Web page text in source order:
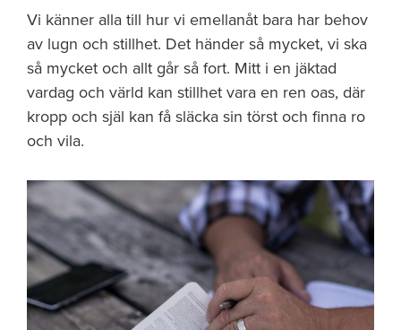
Vi känner alla till hur vi emellanåt bara har behov
av lugn och stillhet. Det händer så mycket, vi ska
så mycket och allt går så fort. Mitt i en jäktad
vardag och värld kan stillhet vara en ren oas, där
kropp och själ kan få släcka sin törst och finna ro
och vila.